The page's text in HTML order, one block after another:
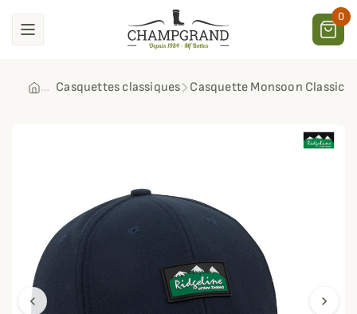
0
Casquettes classiques Casquette Monsoon Classic
chevron_left chevron_right